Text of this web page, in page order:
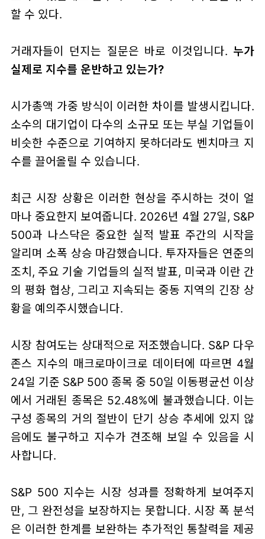
할 수 있다.
거래자들이 던지는 질문은 바로 이것입니다. 누가
실제로 지수를 운반하고 있는가?
시가총액 가중 방식이 이러한 차이를 발생시킵니다.
소수의 대기업이 다수의 소규모 또는 부실 기업들이
비슷한 수준으로 기여하지 못하더라도 벤치마크 지
수를 끌어올릴 수 있습니다.
최근 시장 상황은 이러한 현상을 주시하는 것이 얼
마나 중요한지 보여줍니다. 2026년 4월 27일, S&P
500과 나스닥은 중요한 실적 발표 주간의 시작을
알리며 소폭 상승 마감했습니다. 투자자들은 연준의
조치, 주요 기술 기업들의 실적 발표, 미국과 이란 간
의 평화 협상, 그리고 지속되는 중동 지역의 긴장 상
황을 예의주시했습니다.
시장 참여도는 상대적으로 저조했습니다. S&P 다우
존스 지수의 매크로마이크로 데이터에 따르면 4월
24일 기준 S&P 500 종목 중 50일 이동평균선 이상
에서 거래된 종목은 52.48%에 불과했습니다. 이는
구성 종목의 거의 절반이 단기 상승 추세에 있지 않
음에도 불구하고 지수가 견조해 보일 수 있음을 시
사합니다.
S&P 500 지수는 시장 성과를 정확하게 보여주지
만, 그 완전성을 보장하지는 못합니다. 시장 폭 분석
은 이러한 한계를 보완하는 추가적인 통찰력을 제공